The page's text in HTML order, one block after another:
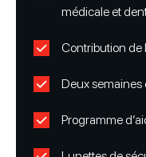
médicale et
Contribution de
Deux
Programme